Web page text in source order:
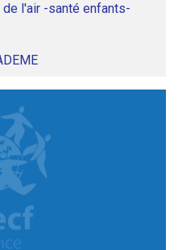
l'air -santé enfants-